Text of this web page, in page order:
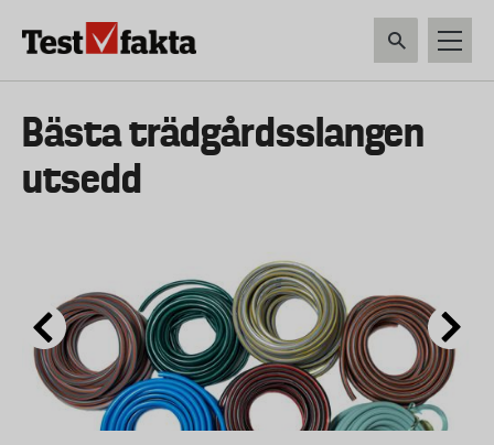
Huvudmeny
ny
LIVSMEDEL
Bästa trädgårdsslangen
utsedd